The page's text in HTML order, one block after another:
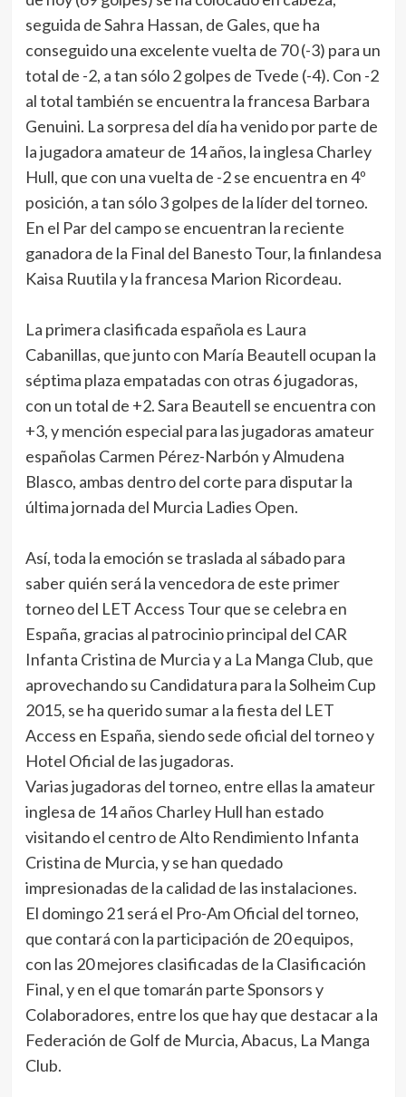
seguida de Sahra Hassan, de Gales, que ha
conseguido una excelente vuelta de 70 (-3) para un
total de -2, a tan sólo 2 golpes de Tvede (-4). Con -2
al total también se encuentra la francesa Barbara
Genuini. La sorpresa del día ha venido por parte de
la jugadora amateur de 14 años, la inglesa Charley
Hull, que con una vuelta de -2 se encuentra en 4º
posición, a tan sólo 3 golpes de la líder del torneo.
En el Par del campo se encuentran la reciente
ganadora de la Final del Banesto Tour, la finlandesa
Kaisa Ruutila y la francesa Marion Ricordeau.
La primera clasificada española es Laura
Cabanillas, que junto con María Beautell ocupan la
séptima plaza empatadas con otras 6 jugadoras,
con un total de +2. Sara Beautell se encuentra con
+3, y mención especial para las jugadoras amateur
españolas Carmen Pérez-Narbón y Almudena
Blasco, ambas dentro del corte para disputar la
última jornada del Murcia Ladies Open.
Así, toda la emoción se traslada al sábado para
saber quién será la vencedora de este primer
torneo del LET Access Tour que se celebra en
España, gracias al patrocinio principal del CAR
Infanta Cristina de Murcia y a La Manga Club, que
aprovechando su Candidatura para la Solheim Cup
2015, se ha querido sumar a la fiesta del LET
Access en España, siendo sede oficial del torneo y
Hotel Oficial de las jugadoras.
Varias jugadoras del torneo, entre ellas la amateur
inglesa de 14 años Charley Hull han estado
visitando el centro de Alto Rendimiento Infanta
Cristina de Murcia, y se han quedado
impresionadas de la calidad de las instalaciones.
El domingo 21 será el Pro-Am Oficial del torneo,
que contará con la participación de 20 equipos,
con las 20 mejores clasificadas de la Clasificación
Final, y en el que tomarán parte Sponsors y
Colaboradores, entre los que hay que destacar a la
Federación de Golf de Murcia, Abacus, La Manga
Club.